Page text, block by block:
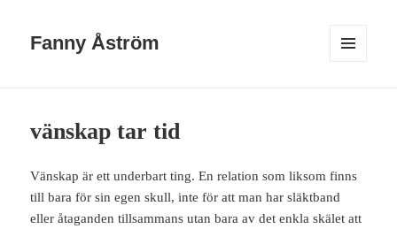
Fanny Åström
vänskap tar tid
Vänskap är ett underbart ting. En relation som liksom finns
till bara för sin egen skull, inte för att man har släktband
eller åtaganden tillsammans utan bara av det enkla skälet att